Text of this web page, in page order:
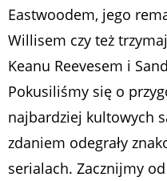
Eastwoodem, jego
Willisem czy też
Keanu Reevesem i
Pokusiliśmy się o
najbardziej kultowych
zdaniem odegrały
serialach. Zacznijmy